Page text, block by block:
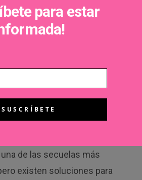
combinación con luz
la inflamación, eliminar
sigue actuando durante meses,
agresivos.
por el acné. Tratamiento
de las secuelas más
existen soluciones para
para estar